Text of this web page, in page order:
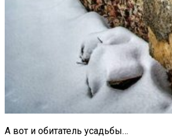
А вот и обитатель усадьбы…